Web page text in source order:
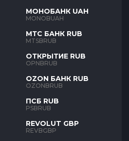
МОНОБАНК UAH
MONOBUAH
МТС БАНК RUB
MTSBRUB
ОТКРЫТИЕ RUB
OPNBRUB
OZON БАНК RUB
OZONBRUB
ПСБ RUB
PSBRUB
REVOLUT GBP
REVBGBP